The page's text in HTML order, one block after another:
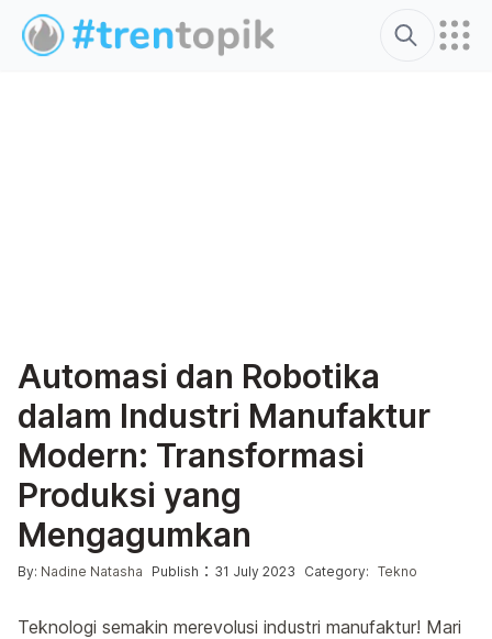
Search
Automasi dan Robotika
dalam Industri Manufaktur
Modern: Transformasi
Produksi yang
Mengagumkan
Posted by
By: Nadine Natasha Publish : 31 July 2023 Posted in
Category: Tekno
Teknologi semakin merevolusi industri manufaktur! Mari